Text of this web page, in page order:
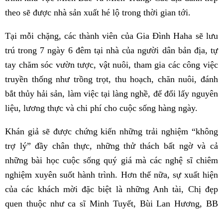
theo sẽ được nhà sản xuất hé lộ trong thời gian tới.
Tại mỗi chặng, các thành viên của Gia Đình Haha sẽ lưu
trú trong 7 ngày 6 đêm tại nhà của người dân bản địa, tự
tay chăm sóc vườn tược, vật nuôi, tham gia các công việc
truyền thống như trồng trọt, thu hoạch, chăn nuôi, đánh
bắt thủy hải sản, làm việc tại làng nghề, để đổi lấy nguyên
liệu, lương thực và chi phí cho cuộc sống hàng ngày.
Khán giả sẽ được chứng kiến những trải nghiệm “không
trợ lý” đầy chân thực, những thử thách bất ngờ và cả
những bài học cuộc sống quý giá mà các nghệ sĩ chiêm
nghiệm xuyên suốt hành trình. Hơn thế nữa, sự xuất hiện
của các khách mời đặc biệt là những Anh tài, Chị đẹp
quen thuộc như ca sĩ Minh Tuyết, Bùi Lan Hương, BB